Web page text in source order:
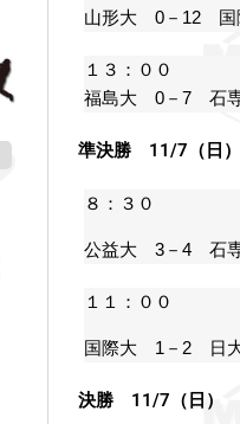
山形大 0－12 国
１３：００
福島大 0－7 石
準決勝 11/7（日）
８：３０
公益大 3－4 石専
１１：００
国際大 1－2 日
決勝 11/7（日）